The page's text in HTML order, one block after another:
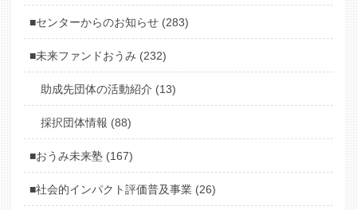
■センターからのお知らせ (283)
■未来ファンドおうみ (232)
助成先団体の活動紹介 (13)
採択団体情報 (88)
■おうみ未来塾 (167)
■社会的インパクト評価普及事業 (26)